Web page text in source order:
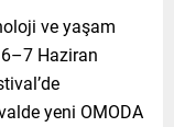
ve yaşam
6–7 Haziran
yeni OMODA